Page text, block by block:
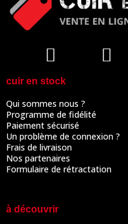
cuir en stock
Qui sommes nous ?
Programme de fidélité
Paiement sécurisé
Un problème de connexion ?
Frais de livraison
Nos partenaires
Formulaire de rétractation
à découvrir